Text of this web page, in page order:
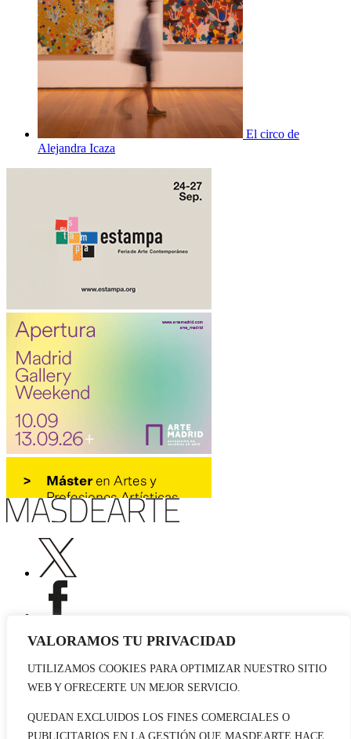
VALORAMOS TU PRIVACIDAD
UTILIZAMOS COOKIES PARA OPTIMIZAR NUESTRO SITIO
WEB Y OFRECERTE UN MEJOR SERVICIO.
QUEDAN EXCLUIDOS LOS FINES COMERCIALES O
PUBLICITARIOS EN LA GESTIÓN QUE MASDEARTE HACE
El circo de
Alejandra Icaza
Publicidad
Contacto